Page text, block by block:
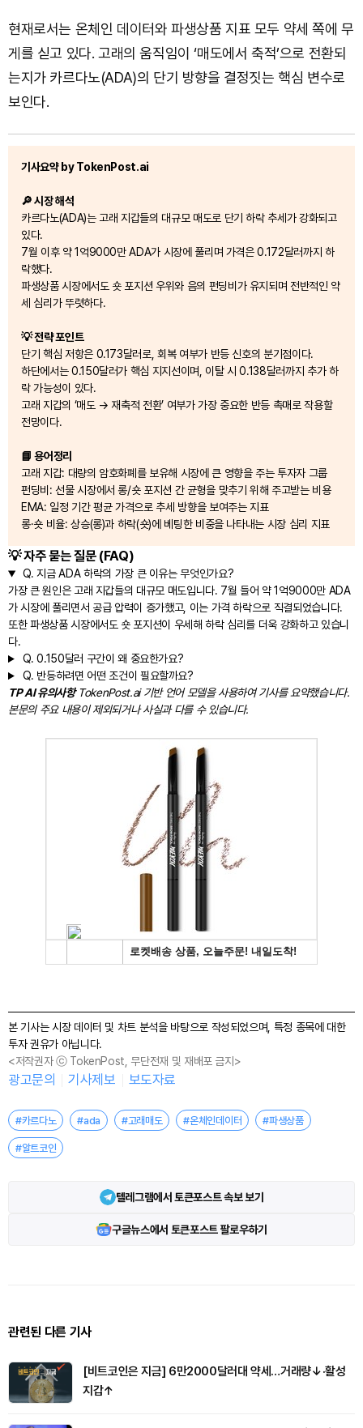
현재로서는 온체인 데이터와 파생상품 지표 모두 약세 쪽에 무
게를 싣고 있다. 고래의 움직임이 ‘매도에서 축적’으로 전환되
는지가 카르다노(ADA)의 단기 방향을 결정짓는 핵심 변수로
보인다.
기사요약 by TokenPost.ai
🔎 시장 해석
카르다노(ADA)는 고래 지갑들의 대규모 매도로 단기 하락 추세가 강화되고
있다.
7월 이후 약 1억9000만 ADA가 시장에 풀리며 가격은 0.172달러까지 하
락했다.
파생상품 시장에서도 숏 포지션 우위와 음의 펀딩비가 유지되며 전반적인 약
세 심리가 뚜렷하다.
💡 전략 포인트
단기 핵심 저항은 0.173달러로, 회복 여부가 반등 신호의 분기점이다.
하단에서는 0.150달러가 핵심 지지선이며, 이탈 시 0.138달러까지 추가 하
락 가능성이 있다.
고래 지갑의 ‘매도 → 재축적 전환’ 여부가 가장 중요한 반등 촉매로 작용할
전망이다.
📘 용어정리
고래 지갑: 대량의 암호화폐를 보유해 시장에 큰 영향을 주는 투자자 그룹
펀딩비: 선물 시장에서 롱/숏 포지션 간 균형을 맞추기 위해 주고받는 비용
EMA: 일정 기간 평균 가격으로 추세 방향을 보여주는 지표
롱·숏 비율: 상승(롱)과 하락(숏)에 베팅한 비중을 나타내는 시장 심리 지표
💡 자주 묻는 질문 (FAQ)
Q. 지금 ADA 하락의 가장 큰 이유는 무엇인가요?
가장 큰 원인은 고래 지갑들의 대규모 매도입니다. 7월 들어 약 1억9000만 ADA
가 시장에 풀리면서 공급 압력이 증가했고, 이는 가격 하락으로 직결되었습니다.
또한 파생상품 시장에서도 숏 포지션이 우세해 하락 심리를 더욱 강화하고 있습니
다.
Q. 0.150달러 구간이 왜 중요한가요?
Q. 반등하려면 어떤 조건이 필요할까요?
TP AI 유의사항TokenPost.ai 기반 언어 모델을 사용하여 기사를 요약했습니다.
본문의 주요 내용이 제외되거나 사실과 다를 수 있습니다.
본 기사는 시장 데이터 및 차트 분석을 바탕으로 작성되었으며, 특정 종목에 대한
투자 권유가 아닙니다.
<저작권자 ⓒ TokenPost, 무단전재 및 재배포 금지>
광고문의 기사제보 보도자료
#카르다노 #ada #고래매도 #온체인데이터 #파생상품
#알트코인
텔레그램에서 토큰포스트 속보 보기
구글뉴스에서 토큰포스트 팔로우하기
관련된 다른 기사
[비트코인은 지금] 6만2000달러대 약세…거래량↓·활성
지갑↑